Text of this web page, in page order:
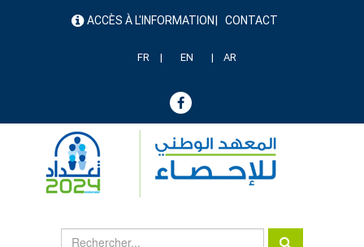
menu ACCÈS À L'INFORMATION CONTACT
FR EN AR